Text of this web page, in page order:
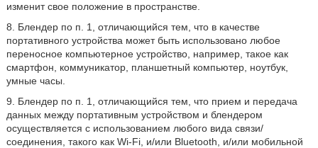
изменит свое положение в пространстве.
8. Блендер по п. 1, отличающийся тем, что в качестве
портативного устройства может быть использовано любое
переносное компьютерное устройство, например, такое как
смартфон, коммуникатор, планшетный компьютер, ноутбук,
умные часы.
9. Блендер по п. 1, отличающийся тем, что прием и передача
данных между портативным устройством и блендером
осуществляется с использованием любого вида связи/
соединения, такого как Wi-Fi, и/или Bluetooth, и/или мобильной